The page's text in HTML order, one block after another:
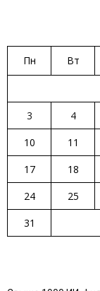
Пн Вт
3
4
10
11
17
18
24
25
31